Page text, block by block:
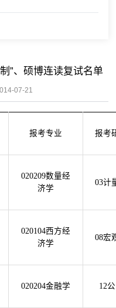
”、硕博连读复试名单
07-21
报考专业 报考
020209数量经
济学
03计
020104西方经
济学
08宏
020204金融学 12